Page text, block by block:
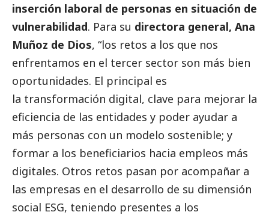
inserción laboral de personas en situación de
vulnerabilidad. Para su directora general, Ana
Muñoz de Dios, “los retos a los que nos
enfrentamos en el tercer sector son más bien
oportunidades. El principal es
la transformación digital, clave para mejorar la
eficiencia de las entidades y poder ayudar a
más personas con un modelo sostenible; y
formar a los beneficiarios hacia empleos más
digitales. Otros retos pasan por acompañar a
las empresas en el desarrollo de su dimensión
social ESG, teniendo presentes a los